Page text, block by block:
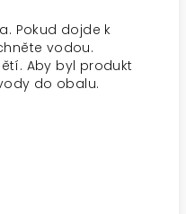
Pokud dojde k
vodou.
Aby byl produkt
do obalu.